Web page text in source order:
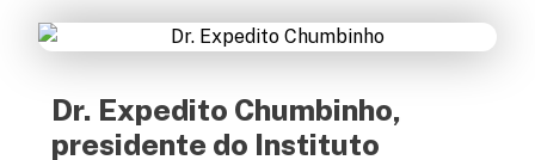
Dr. Expedito Chumbinho,
presidente do Instituto